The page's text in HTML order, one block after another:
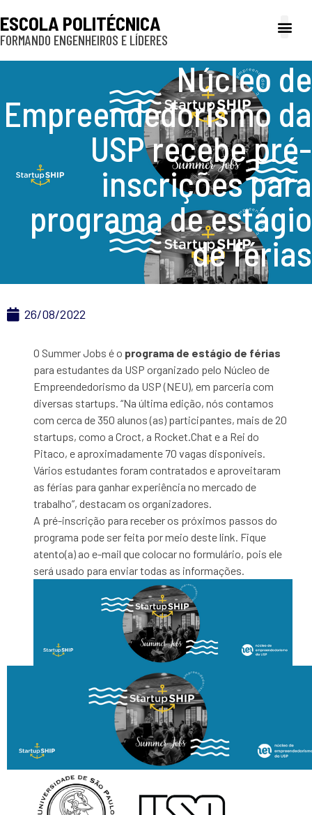
ESCOLA POLITÉCNICA
FORMANDO ENGENHEIROS E LÍDERES
Núcleo de
Empreendedorismo da
USP recebe pré-
inscrições para
programa de estágio
de férias
26/08/2022
O Summer Jobs é o programa de estágio de férias
para estudantes da USP organizado pelo Núcleo de
Empreendedorismo da USP (NEU), em parceria com
diversas startups. “Na última edição, nós contamos
com cerca de 350 alunos (as) participantes, mais de 20
startups, como a Croct, a Rocket.Chat e a Rei do
Pitaco, e aproximadamente 70 vagas disponíveis.
Vários estudantes foram contratados e aproveitaram
as férias para ganhar experiência no mercado de
trabalho”, destacam os organizadores.
A pré-inscrição para receber os próximos passos do
programa pode ser feita por meio deste link. Fique
atento(a) ao e-mail que colocar no formulário, pois ele
será usado para enviar todas as informações.